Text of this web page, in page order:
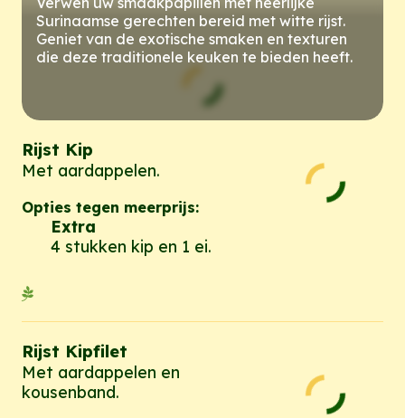
Surinaamse gerechten bereid met witte rijst.
Geniet van de exotische smaken en texturen
die deze traditionele keuken te bieden heeft.
Rijst Kip
Met aardappelen.
Opties tegen meerprijs:
Extra
4 stukken kip en 1 ei.
Rijst Kipfilet
Met aardappelen en
kousenband.